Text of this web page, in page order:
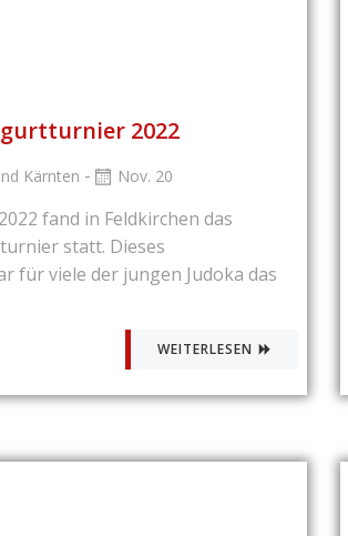
2022
Kärnten - Nov. 20
fand in Feldkirchen das
statt. Dieses
für viele der jungen Judoka das
WEITERLESEN